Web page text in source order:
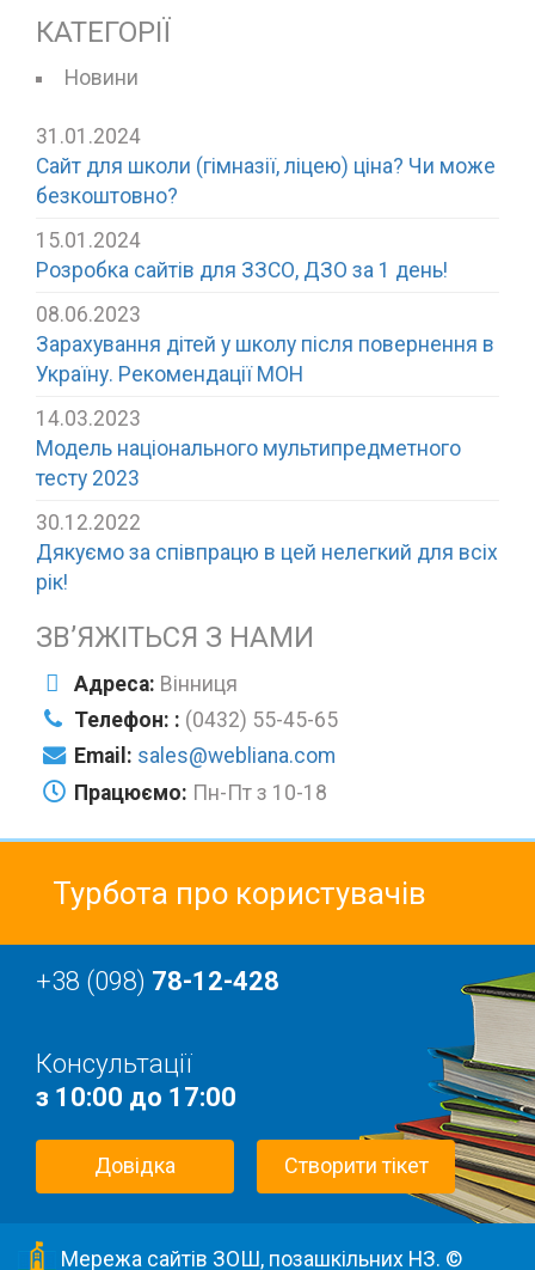
КАТЕГОРІЇ
Новини
31.01.2024
Сайт для школи (гімназії, ліцею) ціна? Чи може
безкоштовно?
15.01.2024
Розробка сайтів для ЗЗСО, ДЗО за 1 день!
08.06.2023
Зарахування дітей у школу після повернення в
Україну. Рекомендації МОН
14.03.2023
Модель національного мультипредметного
тесту 2023
30.12.2022
Дякуємо за співпрацю в цей нелегкий для всіх
рік!
ЗВ’ЯЖІТЬСЯ З НАМИ
Адреса: Вінниця
Телефон: : (0432) 55-45-65
Email: sales@webliana.com
Працюємо: Пн-Пт з 10-18
Турбота про користувачів
+38 (098) 78-12-428
Консультації
з 10:00 до 17:00
Довідка Створити тікет
Мережа сайтів ЗОШ, позашкільних НЗ. ©